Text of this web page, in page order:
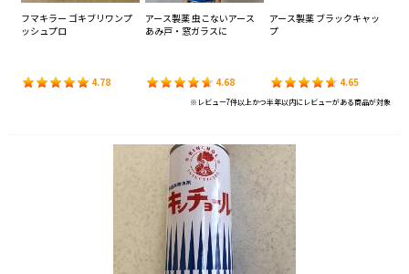
フマキラー ゴキブリワンプ
ッシュプロ
4.78
アース製薬 虫こないアース
あみ戸・窓ガラスに
4.68
アース製薬 ブラックキャッ
プ
4.65
※レビュー7件以上かつ半年以内にレビューがある商品が対象